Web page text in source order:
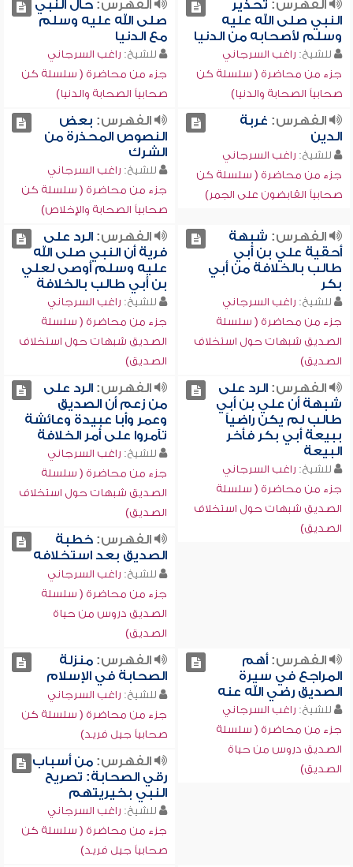
الفهرس: تحذير
النبي صلى الله عليه
وسلم لأصحابه من الدنيا
للشيخ: راغب السرجاني
جزء من محاضرة ( سلسلة كن
صحابياً الصحابة والدنيا)
الفهرس:حال النبي
صلى الله عليه وسلم
مع الدنيا
للشيخ: راغب السرجاني
جزء من محاضرة ( سلسلة كن
صحابياً الصحابة والدنيا)
الفهرس: غربة
الدين
للشيخ: راغب السرجاني
جزء من محاضرة ( سلسلة كن
صحابياً القابضون على الجمر)
الفهرس: بعض
النصوص المحذرة من
الشرك
للشيخ: راغب السرجاني
جزء من محاضرة ( سلسلة كن
صحابياً الصحابة والإخلاص)
الفهرس: شبهة
أحقية علي بن أبي
طالب بالخلافة من أبي
بكر
للشيخ: راغب السرجاني
جزء من محاضرة ( سلسلة
الصديق شبهات حول استخلاف
الصديق)
الفهرس:الرد على
فرية أن النبي صلى الله
عليه وسلم أوصى لعلي
بن أبي طالب بالخلافة
للشيخ: راغب السرجاني
جزء من محاضرة ( سلسلة
الصديق شبهات حول استخلاف
الصديق)
الفهرس:الرد على
شبهة أن علي بن أبي
طالب لم يكن راضياً
ببيعة أبي بكر فأخر
البيعة
للشيخ: راغب السرجاني
جزء من محاضرة ( سلسلة
الصديق شبهات حول استخلاف
الصديق)
الفهرس:الرد على
من زعم أن الصديق
وعمر وأبا عبيدة وعائشة
تآمروا على أمر الخلافة
للشيخ: راغب السرجاني
جزء من محاضرة ( سلسلة
الصديق شبهات حول استخلاف
الصديق)
الفهرس:خطبة
الصديق بعد استخلافه
للشيخ: راغب السرجاني
جزء من محاضرة ( سلسلة
الصديق دروس من حياة
الصديق)
الفهرس:أهم
المراجع في سيرة
الصديق رضي الله عنه
للشيخ: راغب السرجاني
جزء من محاضرة ( سلسلة
الصديق دروس من حياة
الصديق)
الفهرس:منزلة
الصحابة في الإسلام
للشيخ: راغب السرجاني
جزء من محاضرة ( سلسلة كن
صحابياً جيل فريد)
الفهرس:من أسباب
رقي الصحابة: تصريح
النبي بخيريتهم
للشيخ: راغب السرجاني
جزء من محاضرة ( سلسلة كن
صحابياً جيل فريد)